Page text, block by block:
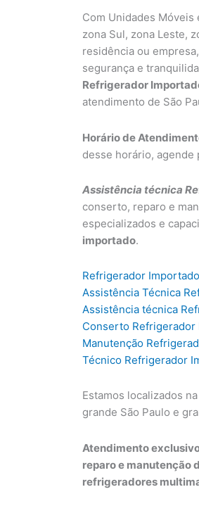
Com Unidades Móveis
zona Sul, zona Leste,
residência ou
segurança e
Refrigerador
atendimento de São
Horário de
desse horário, agende
Assistência técnica
conserto, reparo e
especializados e
importado.
Refrigerador Importado
Assistência Técnica
Assistência técnica
Conserto Refrigerador
Manutenção
Técnico Refrigerador
Estamos localizados
grande São Paulo e
Atendimento
reparo e manutenção
refrigeradores